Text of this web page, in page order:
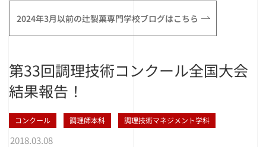
2024年3月以前の辻製菓専門学校ブログはこちら
第33回調理技術コンクール全国大会
結果報告！
コンクール 調理師本科 調理技術マネジメント学科
2018.03.08